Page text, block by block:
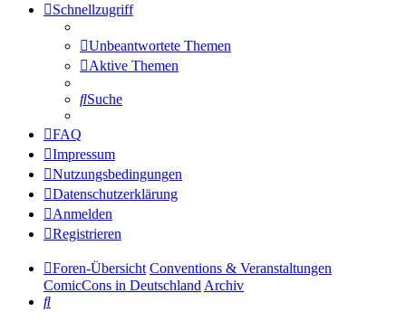
Schnellzugriff
Unbeantwortete Themen
Aktive Themen
Suche
FAQ
Impressum
Nutzungsbedingungen
Datenschutzerklärung
Anmelden
Registrieren
Foren-Übersicht Conventions & Veranstaltungen
ComicCons in DeutschlandArchiv
Suche